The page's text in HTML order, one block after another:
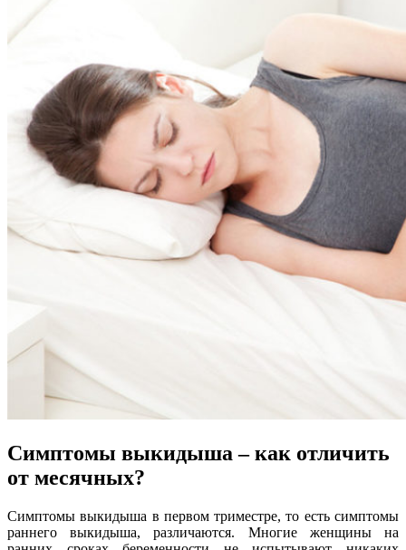
Симптомы выкидыша – как отличить
от месячных?
Симптомы выкидыша в первом триместре, то есть симптомы
раннего выкидыша, различаются. Многие женщины на